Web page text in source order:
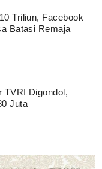
Triliun, Facebook
Batasi Remaja
TVRI Digondol,
Juta